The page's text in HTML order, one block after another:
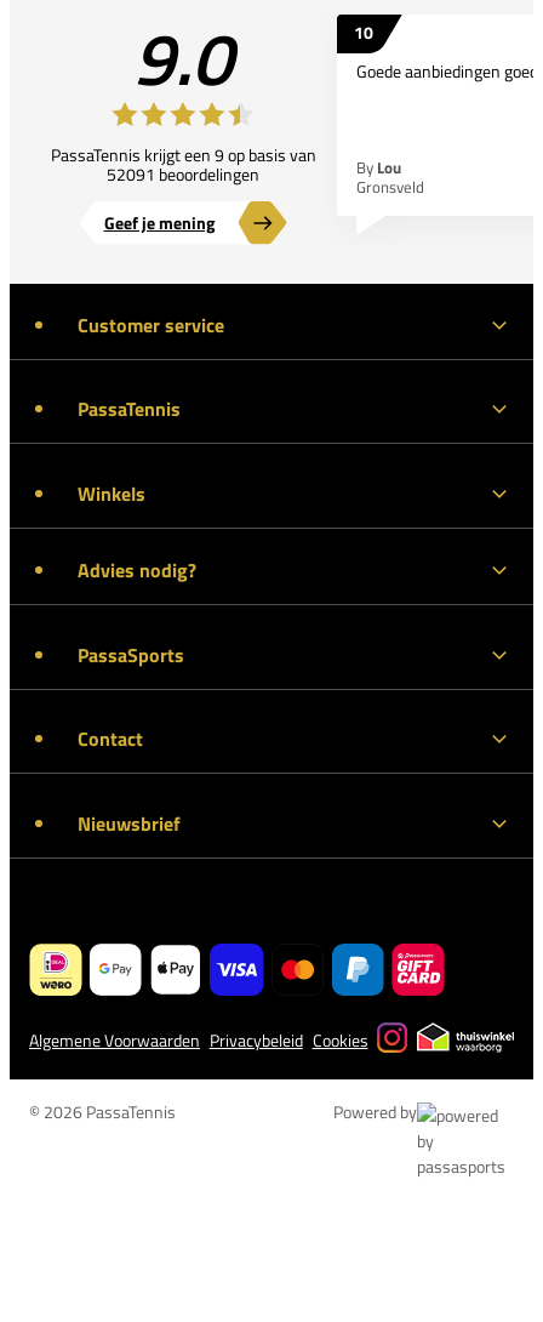
9.0
PassaTennis krijgt een 9 op basis van
52091 beoordelingen
Geef je mening
10
Goede aanbiedingen
By Lou
Gronsveld
Customer service
PassaTennis
Winkels
Advies nodig?
PassaSports
Contact
Nieuwsbrief
Algemene Voorwaarden Privacybeleid Cookies
© 2026 PassaTennis Powered by